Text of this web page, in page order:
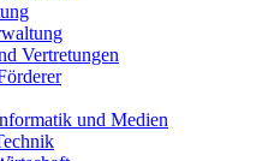
Vertretungen
und Medien